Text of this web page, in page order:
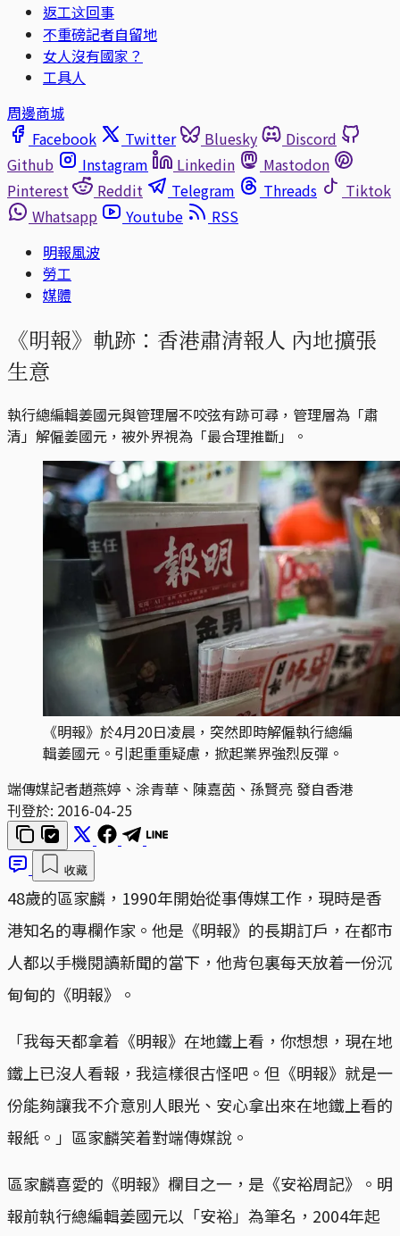
返工这回事
不重磅記者自留地
女人沒有國家？
工具人
周邊商城
Facebook
Twitter Bluesky
Discord
Github
Instagram Linkedin
Mastodon
Pinterest
Reddit Telegram Threads
Tiktok
Whatsapp
Youtube
RSS
明報風波
勞工
媒體
《明報》軌跡：香港肅清報人 內地擴張
生意
執行總編輯姜國元與管理層不咬弦有跡可尋，管理層為「肅
清」解僱姜國元，被外界視為「最合理推斷」。
《明報》於4月20日凌晨，突然即時解僱執行總編
輯姜國元。引起重重疑慮，掀起業界強烈反彈。
端傳媒記者趙燕婷、涂青華、陳嘉茵、孫賢亮 發自香港
刊登於: 2016-04-25
收藏
48歲的區家麟，1990年開始從事傳媒工作，現時是香
港知名的專欄作家。他是《明報》的長期訂戶，在都市
人都以手機閱讀新聞的當下，他背包裏每天放着一份沉
甸甸的《明報》。
「我每天都拿着《明報》在地鐵上看，你想想，現在地
鐵上已沒人看報，我這樣很古怪吧。但《明報》就是一
份能夠讓我不介意別人眼光、安心拿出來在地鐵上看的
報紙。」區家麟笑着對端傳媒說。
區家麟喜愛的《明報》欄目之一，是《安裕周記》。明
報前執行總編輯姜國元以「安裕」為筆名，2004年起